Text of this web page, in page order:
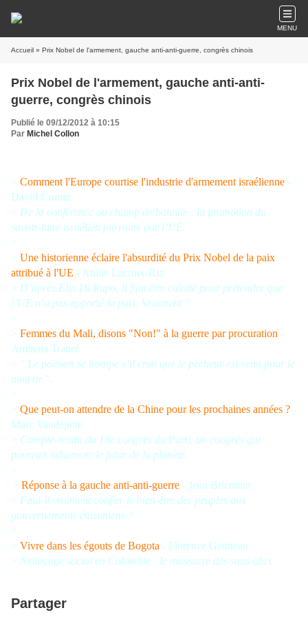
MENU
Accueil » Prix Nobel de l'armement, gauche anti-anti-guerre, congrès chinois
Prix Nobel de l'armement, gauche anti-anti-
guerre, congrès chinois
Publié le 09/12/2012 à 10:15
Par Michel Collon
> Comment l'Europe courtise l'industrie d'armement israélienne -
David Cronin
> De la conférence au champ de bataille : la promotion du
savoir-faire israélien parrainé par l’UE.
>
> Une historienne éclaire l'absurdité du Prix Nobel de la paix
attribué à l'UE - Annie Lacroix-Riz
> D’après Elio Di Rupo, il faut être culotté pour prétendre que
l’UE n’a pas apporté la paix. Vraiment ?
>
> Femmes du Mali, disons "Non!" à la guerre par procuration -
Aminata Traoré
> " Le poisson se trompe s’il croit que le pêcheur est venu pour le
nourrir ".
>
> Que peut-on attendre de la Chine pour les prochaines années ? -
Marc Vandepitte
> Compte-rendu du 18e congrès du Parti, un congrès qui
pourrait influencer le futur de la planète.
>
> Réponse à la gauche anti-anti-guerre - Jean Bricmont
> Faut-il vraiment confier le bien-être des peuples aux
gouvernements étasuniens ?
>
> Vivre dans les égouts de Bogota - Florence Gatineau
> Nettoyage social en Colombie : le massacre des sans-abri.
Partager